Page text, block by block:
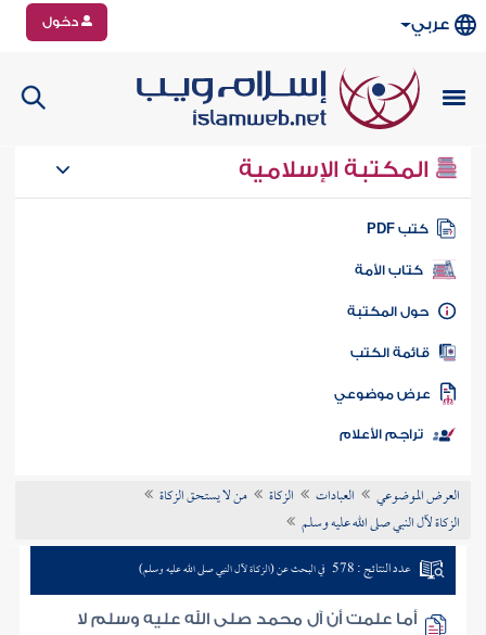
عربي دخول
المكتبة الإسلامية
كتب PDF
كتاب الأمة
المكتبة
الكتب
موضوعي
تراجم الأعلام
العرض الموضوعي العبادات الزكاة
من لا يستحق الزكاة
الزكاة لآل النبي صلى الله عليه وسلم
عدد النتائج : 578 في البحث عن (الزكاة لآل النبي صلى الله عليه وسلم)
أما علمت أن آل محمد صلى الله عليه وسلم لا